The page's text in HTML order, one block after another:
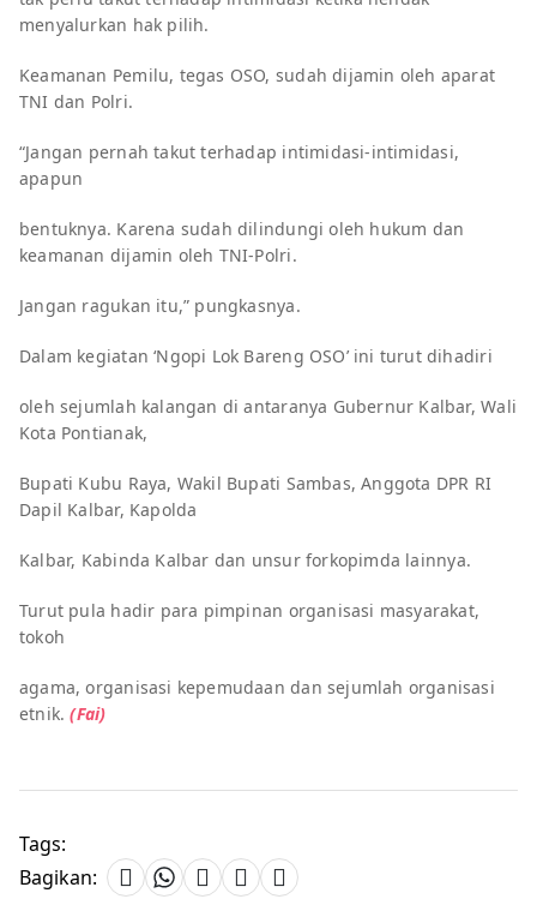
menyalurkan hak pilih.
Keamanan Pemilu, tegas OSO, sudah dijamin oleh aparat
TNI dan Polri.
“Jangan pernah takut terhadap intimidasi-intimidasi,
apapun
bentuknya. Karena sudah dilindungi oleh hukum dan
keamanan dijamin oleh TNI-Polri.
Jangan ragukan itu,” pungkasnya.
Dalam kegiatan ‘Ngopi Lok Bareng OSO’ ini turut dihadiri
oleh sejumlah kalangan di antaranya Gubernur Kalbar, Wali
Kota Pontianak,
Bupati Kubu Raya, Wakil Bupati Sambas, Anggota DPR RI
Dapil Kalbar, Kapolda
Kalbar, Kabinda Kalbar dan unsur forkopimda lainnya.
Turut pula hadir para pimpinan organisasi masyarakat,
tokoh
agama, organisasi kepemudaan dan sejumlah organisasi
etnik.(Fai)
Tags:
Bagikan: